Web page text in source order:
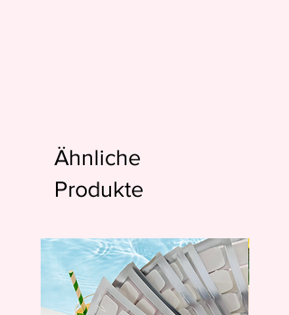
Ähnliche
Produkte